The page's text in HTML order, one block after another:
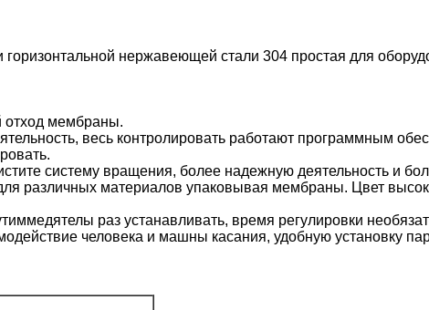
нержавеющей стали 304 простая для
отход мембраны.
весь контролировать работают программным
систему вращения, более надежную деятельность и
различных материалов упаковывая мембраны. Цвет
раз устанавливать, время регулировки
человека и машны касания, удобную установку